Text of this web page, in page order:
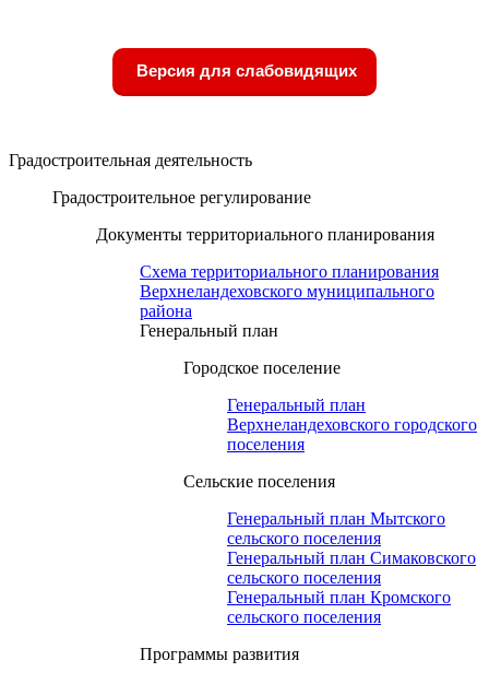
Версия для слабовидящих
Градостроительная деятельность
Градостроительное регулирование
Документы территориального планирования
Схема территориального планирования
Верхнеландеховского муниципального
района
Генеральный план
Городское поселение
Генеральный план
Верхнеландеховского городского
поселения
Сельские поселения
Генеральный план Мытского
сельского поселения
Генеральный план Симаковского
сельского поселения
Генеральный план Кромского
сельского поселения
Программы развития